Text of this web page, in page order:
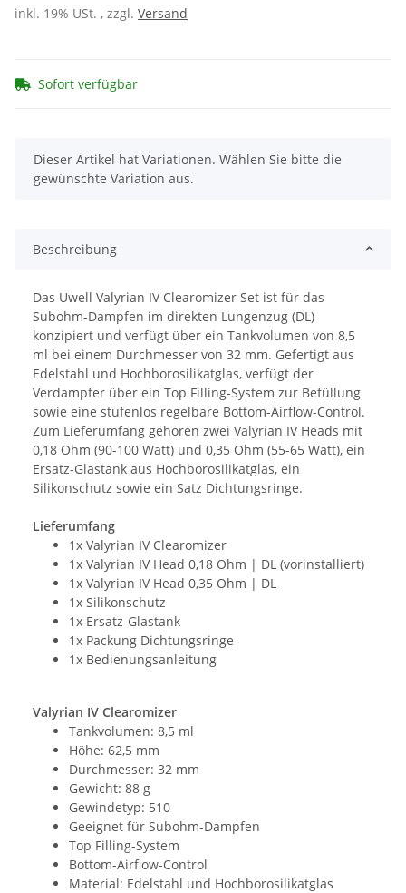
inkl. 19% USt. , zzgl. Versand
Sofort verfügbar
x
Dieser Artikel hat Variationen. Wählen Sie bitte die
gewünschte Variation aus.
Beschreibung
Das Uwell Valyrian IV Clearomizer Set ist für das
Subohm-Dampfen im direkten Lungenzug (DL)
konzipiert und verfügt über ein Tankvolumen von 8,5
ml bei einem Durchmesser von 32 mm. Gefertigt aus
Edelstahl und Hochborosilikatglas, verfügt der
Verdampfer über ein Top Filling-System zur Befüllung
sowie eine stufenlos regelbare Bottom-Airflow-Control.
Zum Lieferumfang gehören zwei Valyrian IV Heads mit
0,18 Ohm (90-100 Watt) und 0,35 Ohm (55-65 Watt), ein
Ersatz-Glastank aus Hochborosilikatglas, ein
Silikonschutz sowie ein Satz Dichtungsringe.
Lieferumfang
1x Valyrian IV Clearomizer
1x Valyrian IV Head 0,18 Ohm | DL (vorinstalliert)
1x Valyrian IV Head 0,35 Ohm | DL
1x Silikonschutz
1x Ersatz-Glastank
1x Packung Dichtungsringe
1x Bedienungsanleitung
Valyrian IV Clearomizer
Tankvolumen: 8,5 ml
Höhe: 62,5 mm
Durchmesser: 32 mm
Gewicht: 88 g
Gewindetyp: 510
Geeignet für Subohm-Dampfen
Top Filling-System
Bottom-Airflow-Control
Material: Edelstahl und Hochborosilikatglas